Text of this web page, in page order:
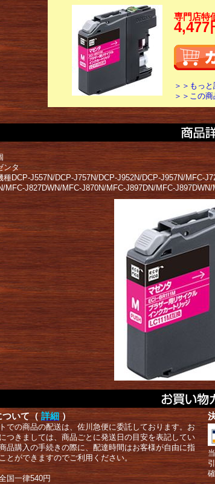
専門店特
4,477
＞＞もっ
＞＞この
ンタ
種DCP-J557N/DCP-J757N/DCP-J952N/DCP-J957N/MFC-
MFC-J827DWN/MFC-J870N/MFC-J897DN/MFC-
ついて（ 詳細 ）
での商品の配送は、佐川急便に委託しております。お
つきましては、商品ごとに発送日の目安を表記してい
品購入の手続きの際に、配達時間はお客様が自由に指
とができますのでご利用ください。
国一律540円